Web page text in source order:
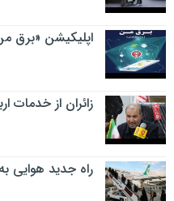
اپلیکیشن «برق
زائران از خدمات
راه جدید هوایی به اربعین ۳۰